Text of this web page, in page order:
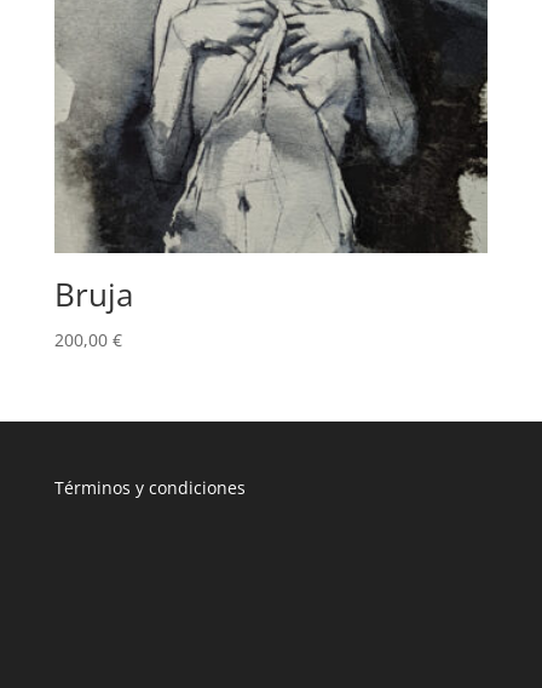
Bruja
200,00 €
Términos y condiciones